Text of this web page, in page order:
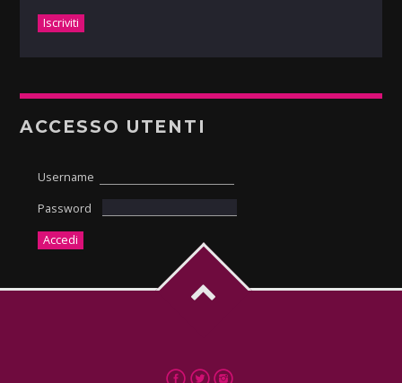
ACCESSO UTENTI
Username
Password